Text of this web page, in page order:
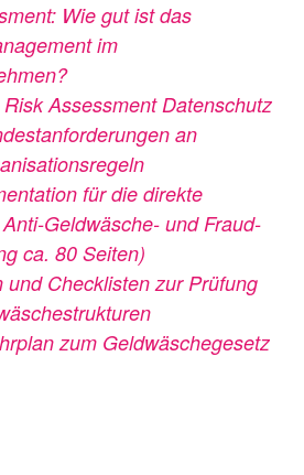
Wie gut ist das
im
Assessment Datenschutz
an
für die direkte
Geldwäsche- undFraud-
ca. 80 Seiten)
und Checklisten zur Prüfung
zum Geldwäschegesetz